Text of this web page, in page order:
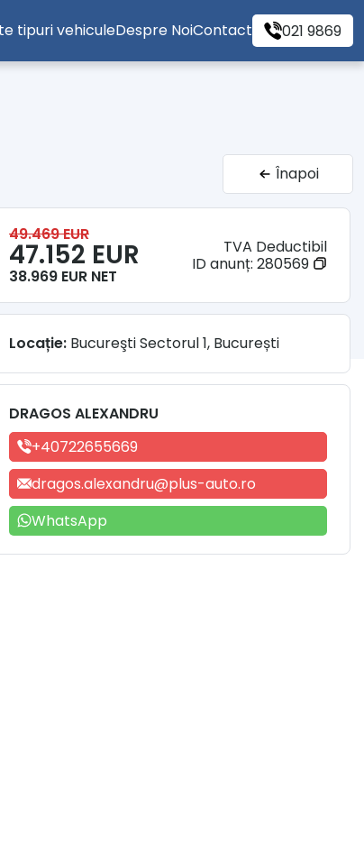
tipuri vehiculeDespre NoiContact 021 9869
Înapoi
49.469 EUR
47.152 EUR
38.969 EUR NET
TVA Deductibil
ID anunț: 280569
Locație: Bucureşti Sectorul 1, București
DRAGOS ALEXANDRU
+40722655669
dragos.alexandru@plus-auto.ro
WhatsApp